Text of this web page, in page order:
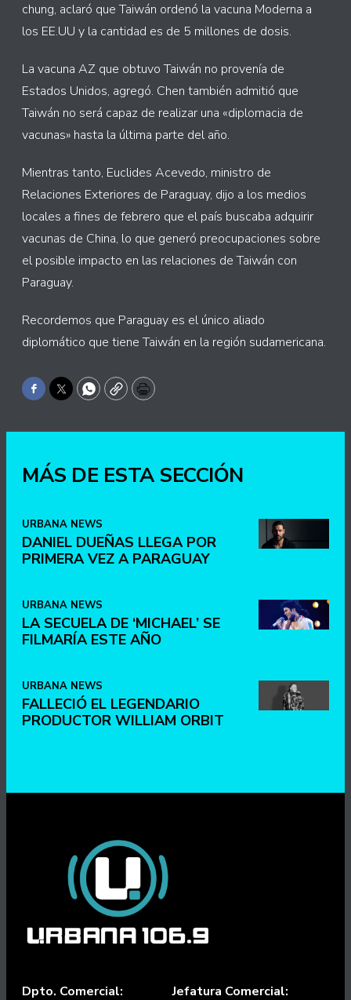
chung, aclaró que Taiwán ordenó la vacuna Moderna a
los EE.UU y la cantidad es de 5 millones de dosis.
La vacuna AZ que obtuvo Taiwán no provenía de
Estados Unidos, agregó. Chen también admitió que
Taiwán no será capaz de realizar una «diplomacia de
vacunas» hasta la última parte del año.
Mientras tanto, Euclides Acevedo, ministro de
Relaciones Exteriores de Paraguay, dijo a los medios
locales a fines de febrero que el país buscaba adquirir
vacunas de China, lo que generó preocupaciones sobre
el posible impacto en las relaciones de Taiwán con
Paraguay.
Recordemos que Paraguay es el único aliado
diplomático que tiene Taiwán en la región sudamericana.
Facebook
TwitterWhatsApp
CopyPrint
MÁS DE ESTA SECCIÓN
URBANA NEWS
DANIEL DUEÑAS LLEGA POR
PRIMERA VEZ A PARAGUAY
URBANA NEWS
LA SECUELA DE ‘MICHAEL’ SE
FILMARÍA ESTE AÑO
URBANA NEWS
FALLECIÓ EL LEGENDARIO
PRODUCTOR WILLIAM ORBIT
Dpto. Comercial:
Jefatura Comercial: